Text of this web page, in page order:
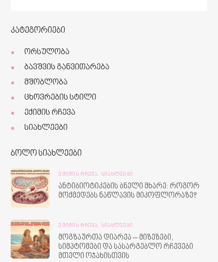
კატეგორიები
ორსულობა
ბავშვის განვითარება
მშობლობა
ცხოვრების სტილი
ექიმის რჩევა
სიახლეები
ბოლო სიახლეები
ᲔᲥᲘᲛᲘᲡ ᲠᲩᲔᲕᲐ, ᲡᲘᲐᲮᲚᲔᲔᲑᲘ
ანტიბიოტიკების ბნელი მხარე: როგორ
მოქმედებს ნაწლავის მიკოფლორაზე?
ᲔᲥᲘᲛᲘᲡ ᲠᲩᲔᲕᲐ, ᲡᲘᲐᲮᲚᲔᲔᲑᲘ
მოგზაურთა დიარეა – მიზეზები,
სიმპტომები და სასარგებლო რჩევები
მთელი ოჯახისთვის